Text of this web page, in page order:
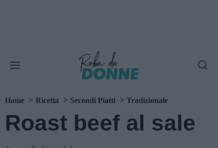
Home Ricetta Secondi Piatti Tradizionale
Roast beef al sale